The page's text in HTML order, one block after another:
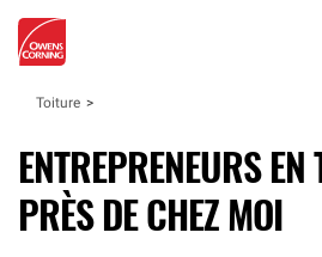
Toiture
ENTREPRENEURS EN
PRÈS DE CHEZ MOI